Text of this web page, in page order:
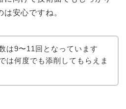
安心ですね。
は9〜11回となっています
は何度でも添削してもらえま